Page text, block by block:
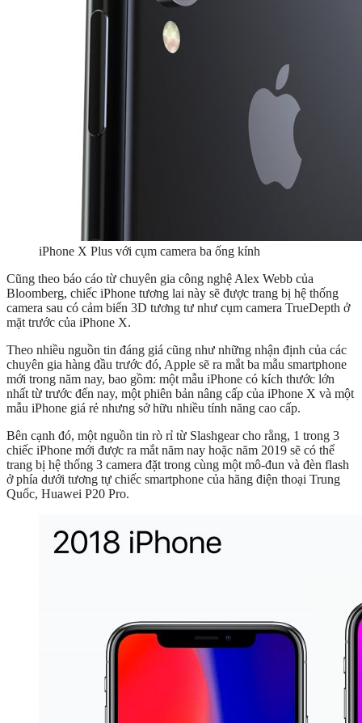
iPhone X Plus với cụm camera ba ống kính
Cũng theo báo cáo từ chuyên gia công nghệ Alex Webb của
Bloomberg, chiếc iPhone tương lai này sẽ được trang bị hệ thống
camera sau có cảm biến 3D tương tư như cụm camera TrueDepth ở
mặt trước của iPhone X.
Theo nhiều nguồn tin đáng giá cũng như những nhận định của các
chuyên gia hàng đầu trước đó, Apple sẽ ra mắt ba mẫu smartphone
mới trong năm nay, bao gồm: một mẫu iPhone có kích thước lớn
nhất từ trước đến nay, một phiên bản nâng cấp của iPhone X và một
mẫu iPhone giá rẻ nhưng sở hữu nhiều tính năng cao cấp.
Bên cạnh đó, một nguồn tin rò rỉ từ Slashgear cho rằng, 1 trong 3
chiếc iPhone mới được ra mắt năm nay hoặc năm 2019 sẽ có thể
trang bị hệ thống 3 camera đặt trong cùng một mô-đun và đèn flash
ở phía dưới tương tự chiếc smartphone của hãng điện thoại Trung
Quốc, Huawei P20 Pro.